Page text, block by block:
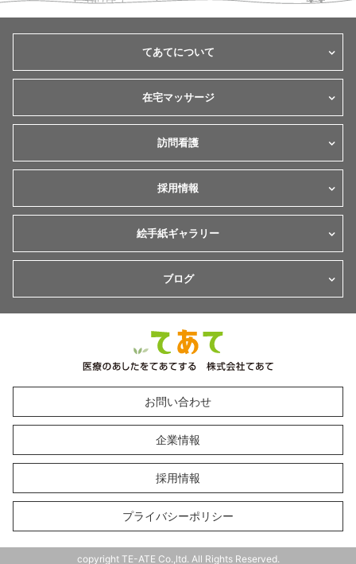
てあてについて
在宅マッサージ
訪問看護
採用情報
絵手紙ギャラリー
ブログ
お問い合わせ
企業情報
採用情報
プライバシーポリシー
copyright TE-ATE Co.,ltd. All Rights Reserved.